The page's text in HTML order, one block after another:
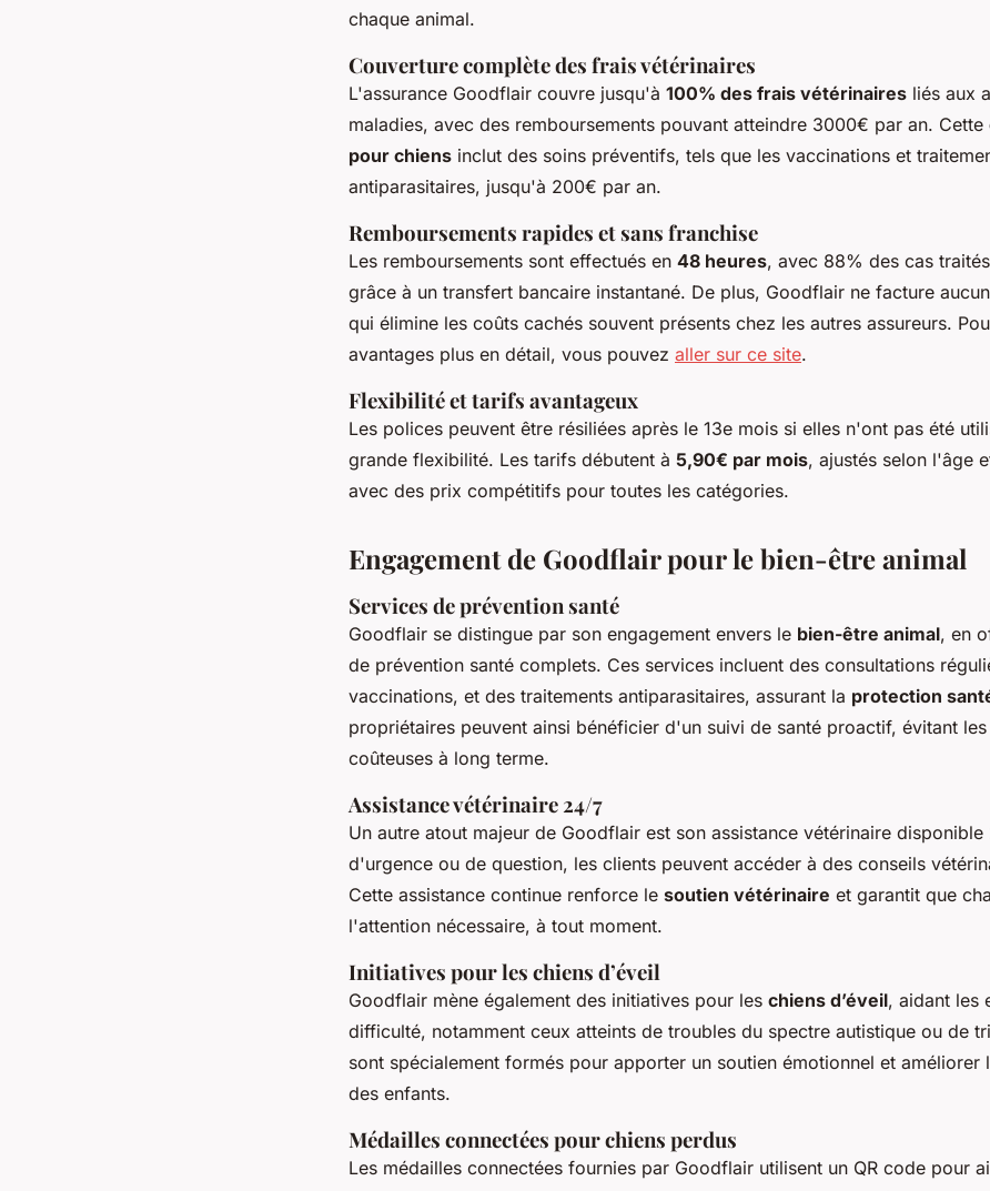
chaque animal.
Couverture complète des frais vétérinaires
L'assurance Goodflair couvre jusqu'à 100% des frais vétérinaires liés aux
maladies, avec des remboursements pouvant atteindre 3000€ par an. Cette
pour chiens inclut des soins préventifs, tels que les vaccinations et
antiparasitaires, jusqu'à 200€ par an.
Remboursements rapides et sans franchise
Les remboursements sont effectués en 48 heures, avec 88% des cas
grâce à un transfert bancaire instantané. De plus, Goodflair ne facture
qui élimine les coûts cachés souvent présents chez les autres assureurs.
avantages plus en détail, vous pouvez aller sur ce site.
Flexibilité et tarifs avantageux
Les polices peuvent être résiliées après le 13e mois si elles n'ont pas été
grande flexibilité. Les tarifs débutent à 5,90€ par mois, ajustés selon l'âge
avec des prix compétitifs pour toutes les catégories.
Engagement de Goodflair pour le bien-être animal
Services de prévention santé
Goodflair se distingue par son engagement envers le bien-être animal, en
de prévention santé complets. Ces services incluent des consultations
vaccinations, et des traitements antiparasitaires, assurant la protection
propriétaires peuvent ainsi bénéficier d'un suivi de santé proactif, évitant
coûteuses à long terme.
Assistance vétérinaire 24/7
Un autre atout majeur de Goodflair est son assistance vétérinaire disponible
d'urgence ou de question, les clients peuvent accéder à des conseils
Cette assistance continue renforce le soutien vétérinaire et garantit que
l'attention nécessaire, à tout moment.
Initiatives pour les chiens d’éveil
Goodflair mène également des initiatives pour les chiens d’éveil, aidant les
difficulté, notamment ceux atteints de troubles du spectre autistique ou de
sont spécialement formés pour apporter un soutien émotionnel et améliorer
des enfants.
Médailles connectées pour chiens perdus
Les médailles connectées fournies par Goodflair utilisent un QR code pour